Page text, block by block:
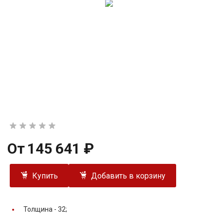
От 145 641 ₽
Купить Добавить в корзину
Толщина - 32;